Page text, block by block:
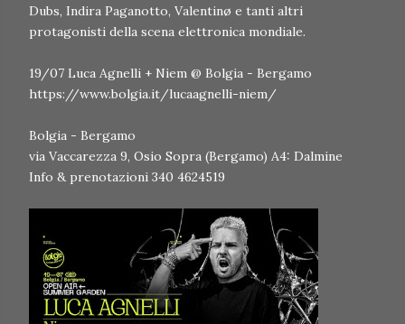
Dubs, Indira Paganotto, Valentinø e tanti altri
protagonisti della scena elettronica mondiale.
19/07 Luca Agnelli + Niem @ Bolgia - Bergamo
https://www.bolgia.it/lucaagnelli-niem/
Bolgia - Bergamo
via Vaccarezza 9, Osio Sopra (Bergamo) A4: Dalmine
Info & prenotazioni 340 4624519